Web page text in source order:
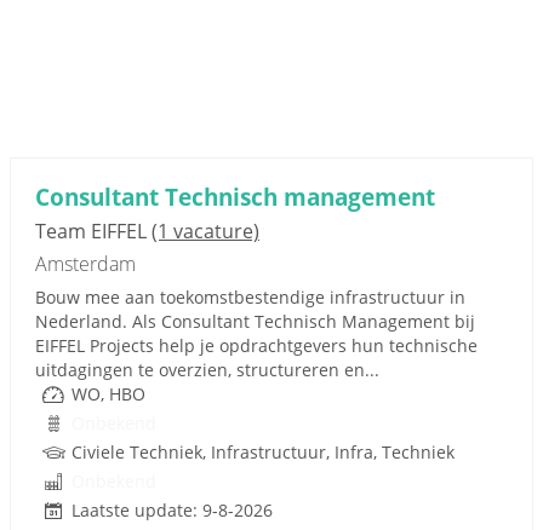
Consultant Technisch management
Team EIFFEL(1 vacature)
Amsterdam
Bouw mee aan toekomstbestendige infrastructuur in
Nederland. Als Consultant Technisch Management bij
EIFFEL Projects help je opdrachtgevers hun technische
uitdagingen te overzien, structureren en...
WO, HBO
Civiele Techniek, Infrastructuur, Infra, Techniek
Laatste update: 9-8-2026